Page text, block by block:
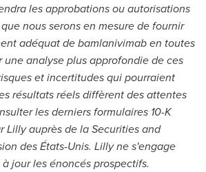
les approbations ou autorisations
nous serons en mesure de fournir
adéquat de bamlanivimab en toutes
une analyse plus approfondie de ces
et incertitudes qui pourraient
résultats réels diffèrent des attentes
les derniers formulaires 10-K
Lilly auprès de la Securities and
des États-Unis. Lilly ne s'engage
jour les énoncés prospectifs.